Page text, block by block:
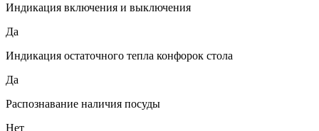
Индикация включения и выключения
Да
Индикация остаточного тепла конфорок стола
Да
Распознавание наличия посуды
Нет